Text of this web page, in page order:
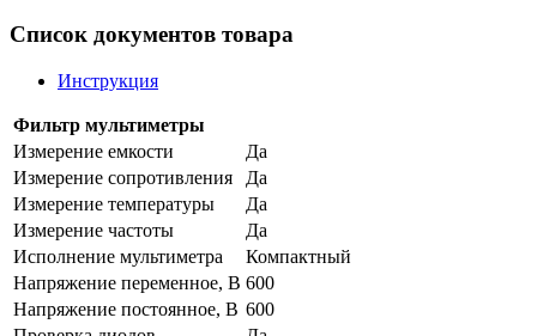
Список документов товара
Инструкция
Фильтр мультиметры
Измерение емкости
Да
Измерение сопротивления
Да
Измерение температуры
Да
Измерение частоты
Да
Исполнение мультиметра
Компактный
Напряжение переменное, В 600
Напряжение постоянное, В 600